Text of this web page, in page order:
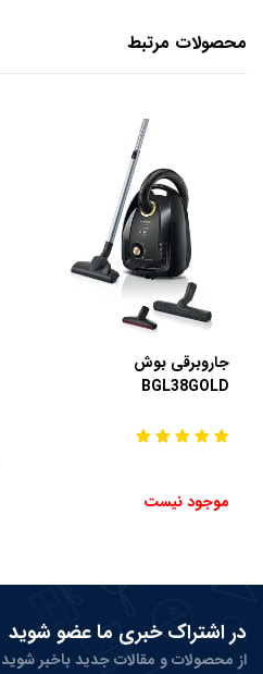
محصولات مرتبط
جاروبرقی بوش
BGL38GOLD
موجود نیست
در اشتراک خبری ما عضو شوید
از محصولات و مقالات جدید باخبر شوید